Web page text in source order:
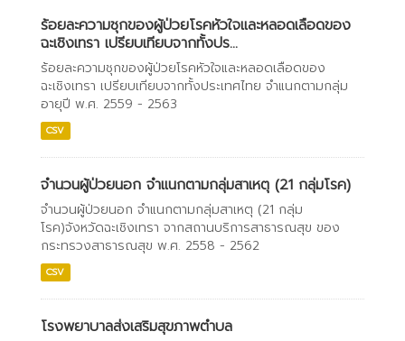
ร้อยละความชุกของผู้ป่วยโรคหัวใจและหลอดเลือดของ
ฉะเชิงเทรา เปรียบเทียบจากทั้งปร...
ร้อยละความชุกของผู้ป่วยโรคหัวใจและหลอดเลือดของ
ฉะเชิงเทรา เปรียบเทียบจากทั้งประเทศไทย จำแนกตามกลุ่ม
อายุปี พ.ศ. 2559 - 2563
CSV
จำนวนผู้ป่วยนอก จำแนกตามกลุ่มสาเหตุ (21 กลุ่มโรค)
จำนวนผู้ป่วยนอก จำแนกตามกลุ่มสาเหตุ (21 กลุ่ม
โรค)จังหวัดฉะเชิงเทรา จากสถานบริการสาธารณสุข ของ
กระทรวงสาธารณสุข พ.ศ. 2558 - 2562
CSV
โรงพยาบาลส่งเสริมสุขภาพตำบล